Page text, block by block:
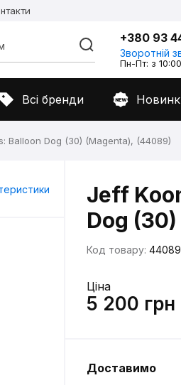
+380 93
Зворотній
Пн-Пт: з
Всі бренди
Balloon Dog (30) (Magenta), (44089)
Jeff
Dog
Код товару: 44089
Ціна
5 200 грн
Доставимо